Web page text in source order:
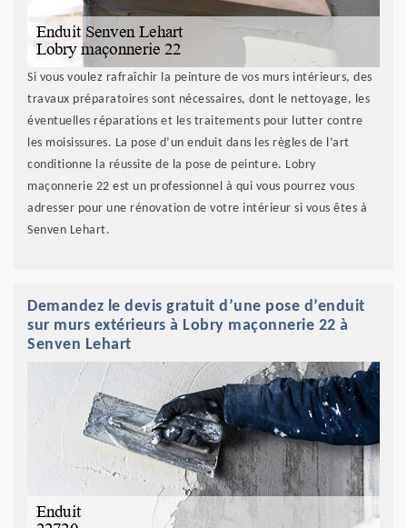
Si vous voulez rafraîchir la peinture de vos murs intérieurs, des
travaux préparatoires sont nécessaires, dont le nettoyage, les
éventuelles réparations et les traitements pour lutter contre
les moisissures. La pose d’un enduit dans les règles de l’art
conditionne la réussite de la pose de peinture. Lobry
maçonnerie 22 est un professionnel à qui vous pourrez vous
adresser pour une rénovation de votre intérieur si vous êtes à
Senven Lehart.
Demandez le devis gratuit d’une pose d’enduit
sur murs extérieurs à Lobry maçonnerie 22 à
Senven Lehart